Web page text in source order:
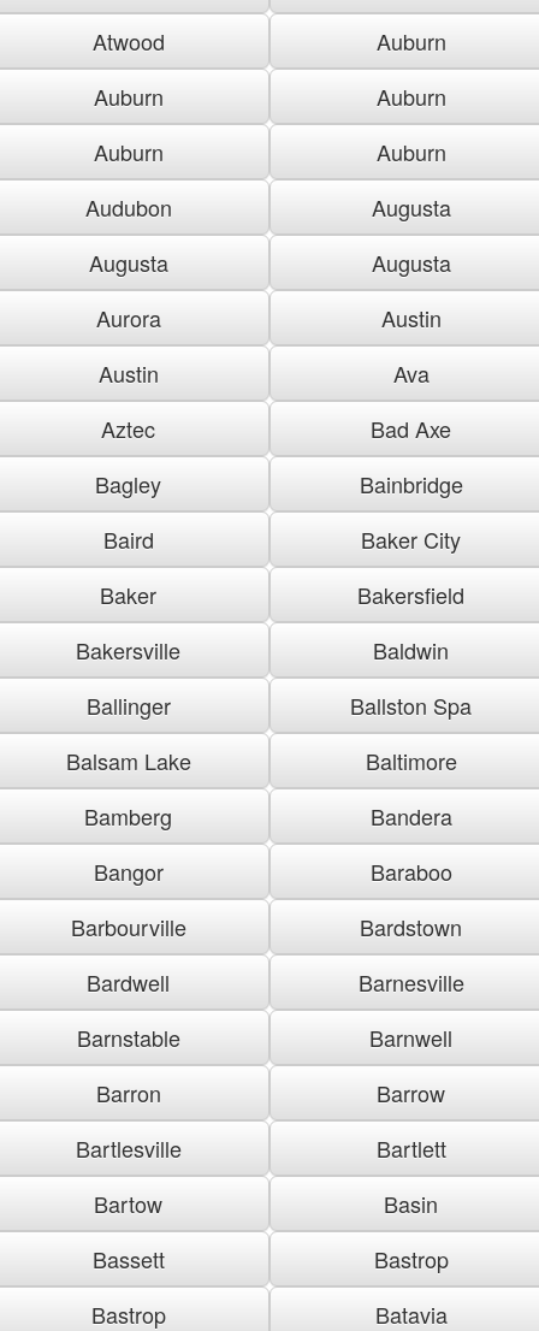
Atwood
Auburn
Auburn
Auburn
Auburn
Auburn
Audubon
Augusta
Augusta
Augusta
Aurora
Austin
Austin
Ava
Aztec
Bad Axe
Bagley
Bainbridge
Baird
Baker City
Baker
Bakersfield
Bakersville
Baldwin
Ballinger
Ballston Spa
Balsam Lake
Baltimore
Bamberg
Bandera
Bangor
Baraboo
Barbourville
Bardstown
Bardwell
Barnesville
Barnstable
Barnwell
Barron
Barrow
Bartlesville
Bartlett
Bartow
Basin
Bassett
Bastrop
Bastrop
Batavia